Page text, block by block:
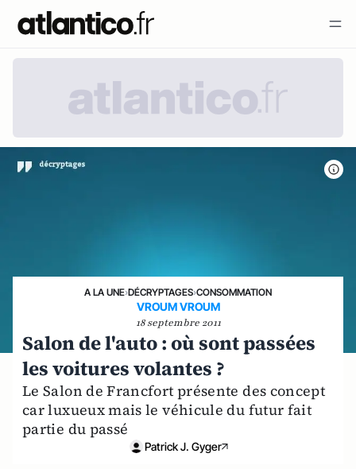
A LA UNE›DÉCRYPTAGES›CONSOMMATION
VROUM VROUM
18 septembre 2011
Salon de l'auto : où sont passées
les voitures volantes ?
Le Salon de Francfort présente des concept
car luxueux mais le véhicule du futur fait
partie du passé
Patrick J. Gyger